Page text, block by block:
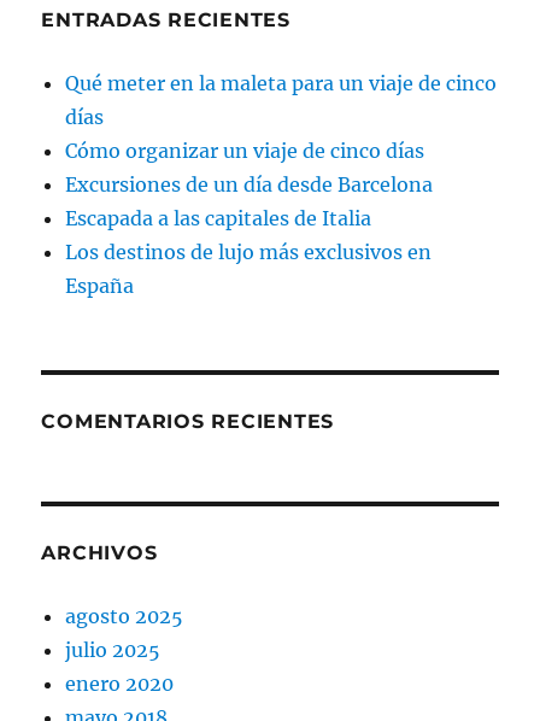
ENTRADAS RECIENTES
Qué meter en la maleta para un viaje de cinco
días
Cómo organizar un viaje de cinco días
Excursiones de un día desde Barcelona
Escapada a las capitales de Italia
Los destinos de lujo más exclusivos en
España
COMENTARIOS RECIENTES
ARCHIVOS
agosto 2025
julio 2025
enero 2020